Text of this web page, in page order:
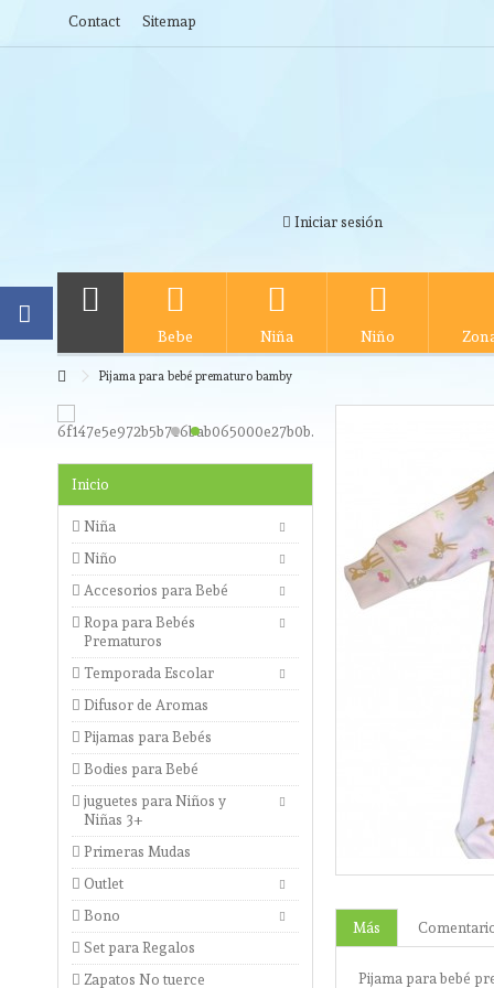
Contact Sitemap
Iniciar sesión
Bebe Niña Niño
Pijama para bebé prematuro bamby
Más
Pijama para bebé
Inicio
Niña
Niño
Accesorios para Bebé
Ropa para Bebés
Prematuros
Temporada Escolar
Difusor de Aromas
Pijamas para Bebés
Bodies para Bebé
juguetes para Niños y
Niñas 3+
Primeras Mudas
Outlet
Bono
Set para Regalos
Zapatos No tuerce